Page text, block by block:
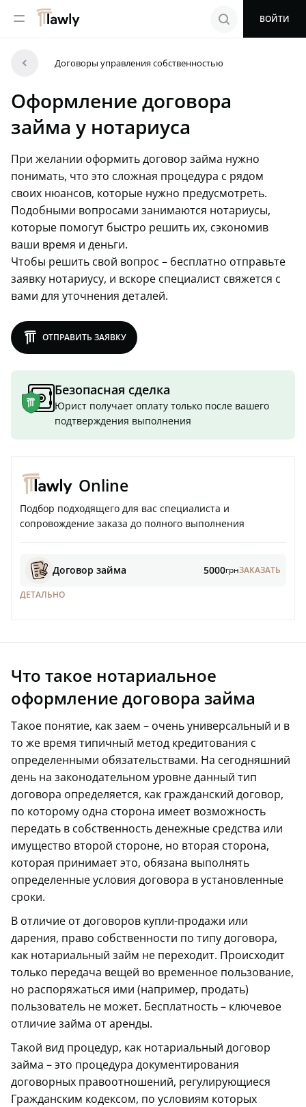
menu search ВОЙТИ
arrowleft Договоры управления собственностью
Оформление договора
займа у нотариуса
При желании оформить договор займа нужно
понимать, что это сложная процедура с рядом
своих нюансов, которые нужно предусмотреть.
Подобными вопросами занимаются нотариусы,
которые помогут быстро решить их, сэкономив
ваши время и деньги.
Чтобы решить свой вопрос – бесплатно отправьте
заявку нотариусу, и вскоре специалист свяжется с
вами для уточнения деталей.
lawly ОТПРАВИТЬ ЗАЯВКУ
Безопасная сделка
Юрист получает оплату только после вашего
подтверждения выполнения
Online
Подбор подходящего для вас специалиста и
сопровождение заказа до полного выполнения
Договор займа 5000грнЗАКАЗАТЬ
ДЕТАЛЬНО
Что такое нотариальное
оформление договора займа
Такое понятие, как заем – очень универсальный и в
то же время типичный метод кредитования с
определенными обязательствами. На сегодняшний
день на законодательном уровне данный тип
договора определяется, как гражданский договор,
по которому одна сторона имеет возможность
передать в собственность денежные средства или
имущество второй стороне, но вторая сторона,
которая принимает это, обязана выполнять
определенные условия договора в установленные
сроки.
В отличие от договоров купли-продажи или
дарения, право собственности по типу договора,
как нотариальный займ не переходит. Происходит
только передача вещей во временное пользование,
но распоряжаться ими (например, продать)
пользователь не может. Бесплатность – ключевое
отличие займа от аренды.
Такой вид процедур, как нотариальный договор
займа – это процедура документирования
договорных правоотношений, регулирующиеся
Гражданским кодексом, по условиям которых